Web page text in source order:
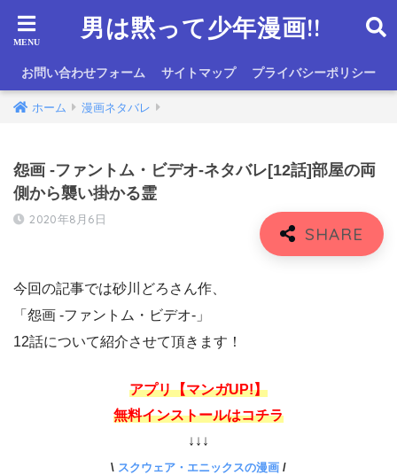
男は黙って少年漫画!!
お問い合わせフォーム サイトマップ プライバシーポリシー
ホーム 漫画ネタバレ
怨画 -ファントム・ビデオ-ネタバレ[12話]部屋の両
側から襲い掛かる霊
2020年8月6日
今回の記事では砂川どろさん作、
「怨画 -ファントム・ビデオ-」
12話について紹介させて頂きます！
アプリ【マンガUP!】
無料インストールはコチラ
↓↓↓
\ スクウェア・エニックスの漫画 /